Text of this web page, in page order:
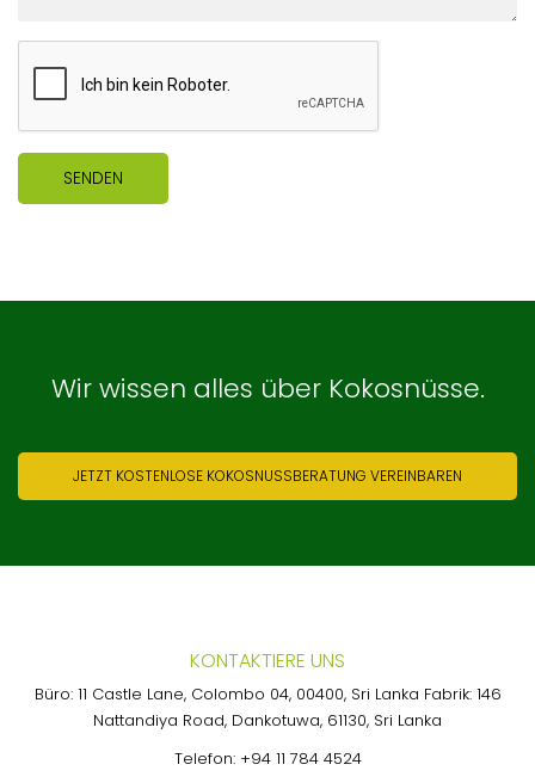
Wir wissen alles über Kokosnüsse.
JETZT KOSTENLOSE KOKOSNUSSBERATUNG VEREINBAREN
KONTAKTIERE UNS
Büro: 11 Castle Lane, Colombo 04, 00400, Sri Lanka Fabrik: 146
Nattandiya Road, Dankotuwa, 61130, Sri Lanka
Telefon: +94 11 784 4524